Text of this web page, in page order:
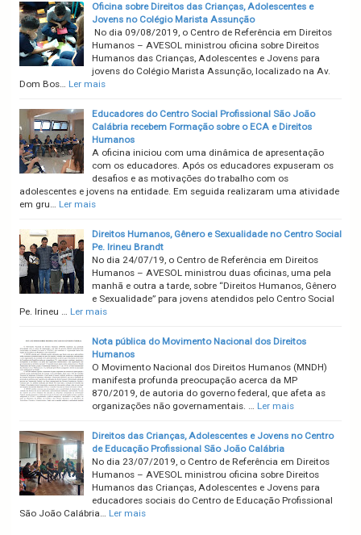
Oficina sobre Direitos das Crianças, Adolescentes e
Jovens no Colégio Marista Assunção
No dia 09/08/2019, o Centro de Referência em Direitos
Humanos – AVESOL ministrou oficina sobre Direitos
Humanos das Crianças, Adolescentes e Jovens para
jovens do Colégio Marista Assunção, localizado na Av.
Dom Bos… Ler mais
Educadores do Centro Social Profissional São João
Calábria recebem Formação sobre o ECA e Direitos
Humanos
A oficina iniciou com uma dinâmica de apresentação
com os educadores. Após os educadores expuseram os
desafios e as motivações do trabalho com os
adolescentes e jovens na entidade. Em seguida realizaram uma atividade
em gru… Ler mais
Direitos Humanos, Gênero e Sexualidade no Centro Social
Pe. Irineu Brandt
No dia 24/07/19, o Centro de Referência em Direitos
Humanos – AVESOL ministrou duas oficinas, uma pela
manhã e outra a tarde, sobre “Direitos Humanos, Gênero
e Sexualidade” para jovens atendidos pelo Centro Social
Pe. Irineu … Ler mais
Nota pública do Movimento Nacional dos Direitos
Humanos
O Movimento Nacional dos Direitos Humanos (MNDH)
manifesta profunda preocupação acerca da MP
870/2019, de autoria do governo federal, que afeta as
organizações não governamentais. … Ler mais
Direitos das Crianças, Adolescentes e Jovens no Centro
de Educação Profissional São João Calábria
No dia 23/07/2019, o Centro de Referência em Direitos
Humanos – AVESOL ministrou oficina sobre Direitos
Humanos das Crianças, Adolescentes e Jovens para
educadores sociais do Centro de Educação Profissional
São João Calábria… Ler mais